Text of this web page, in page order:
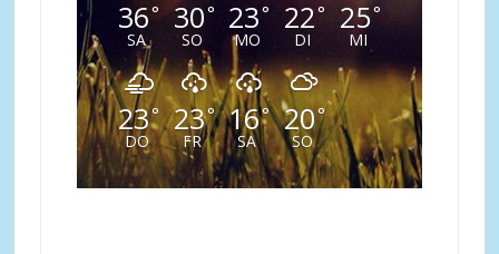
36°
SA
30°
SO
23°
MO
22°
DI
25°
MI
23°
DO
23°
FR
16°
SA
20°
SO